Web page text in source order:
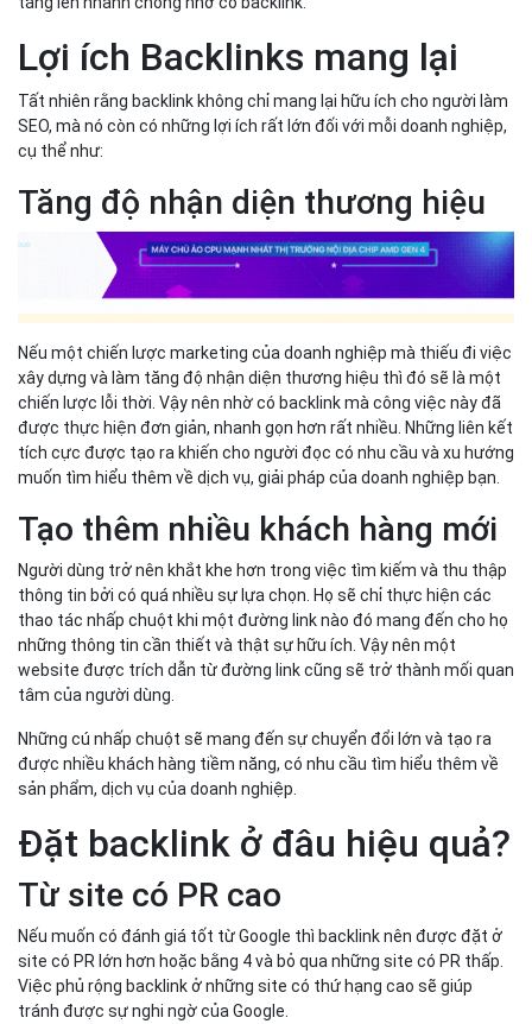
Lợi ích Backlinks mang lại
Tất nhiên rằng backlink không chỉ mang lại hữu ích cho người làm
SEO, mà nó còn có những lợi ích rất lớn đối với mỗi doanh nghiệp,
cụ thể như:
Tăng độ nhận diện thương hiệu
Nếu một chiến lược marketing của doanh nghiệp mà thiếu đi việc
xây dựng và làm tăng độ nhận diện thương hiệu thì đó sẽ là một
chiến lược lỗi thời. Vậy nên nhờ có backlink mà công việc này đã
được thực hiện đơn giản, nhanh gọn hơn rất nhiều. Những liên kết
tích cực được tạo ra khiến cho người đọc có nhu cầu và xu hướng
muốn tìm hiểu thêm về dịch vụ, giải pháp của doanh nghiệp bạn.
Tạo thêm nhiều khách hàng mới
Người dùng trở nên khắt khe hơn trong việc tìm kiếm và thu thập
thông tin bởi có quá nhiều sự lựa chọn. Họ sẽ chỉ thực hiện các
thao tác nhấp chuột khi một đường link nào đó mang đến cho họ
những thông tin cần thiết và thật sự hữu ích. Vậy nên một
website được trích dẫn từ đường link cũng sẽ trở thành mối quan
tâm của người dùng.
Những cú nhấp chuột sẽ mang đến sự chuyển đổi lớn và tạo ra
được nhiều khách hàng tiềm năng, có nhu cầu tìm hiểu thêm về
sản phẩm, dịch vụ của doanh nghiệp.
Đặt backlink ở đâu hiệu quả?
Từ site có PR cao
Nếu muốn có đánh giá tốt từ Google thì backlink nên được đặt ở
site có PR lớn hơn hoặc bằng 4 và bỏ qua những site có PR thấp.
Việc phủ rộng backlink ở những site có thứ hạng cao sẽ giúp
tránh được sự nghi ngờ của Google.